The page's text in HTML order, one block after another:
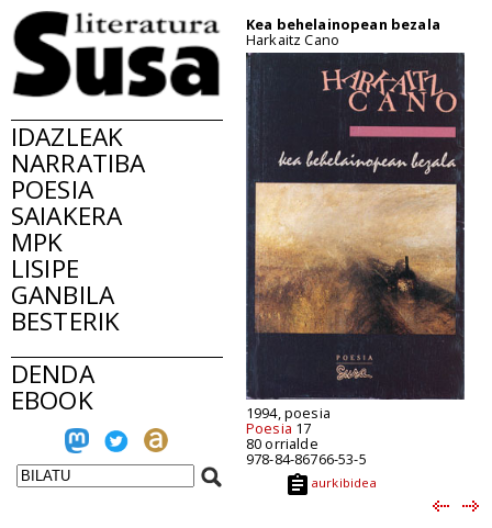
IDAZLEAK
NARRATIBA
POESIA
SAIAKERA
MPK
LISIPE
GANBILA
BESTERIK
DENDA
EBOOK
Kea behelainopean bezala
Harkaitz Cano
1994, poesia
Poesia 17
80 orrialde
978-84-86766-53-5
aurkibidea